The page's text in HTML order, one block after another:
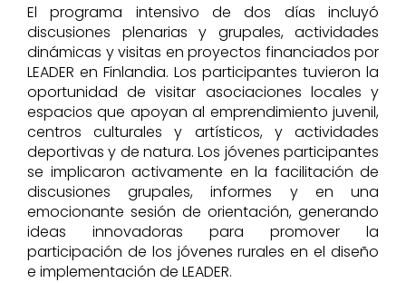
El programa intensivo de dos días incluyó
discusiones plenarias y grupales, actividades
dinámicas y visitas en proyectos financiados por
LEADER en Finlandia. Los participantes tuvieron la
oportunidad de visitar asociaciones locales y
espacios que apoyan al emprendimiento juvenil,
centros culturales y artísticos, y actividades
deportivas y de natura. Los jóvenes participantes
se implicaron activamente en la facilitación de
discusiones grupales, informes y en una
emocionante sesión de orientación, generando
ideas innovadoras para promover la
participación de los jóvenes rurales en el diseño
e implementación de LEADER.